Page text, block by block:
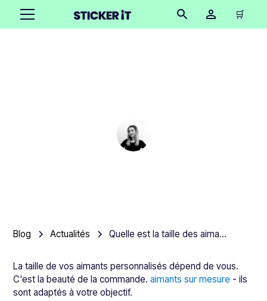
🛒
Blog Actualités Quelle est la taille des aimants personnalisés ?
La taille de vos aimants personnalisés dépend de vous.
C'est la beauté de la commande.aimants sur mesure - ils
sont adaptés à votre objectif.